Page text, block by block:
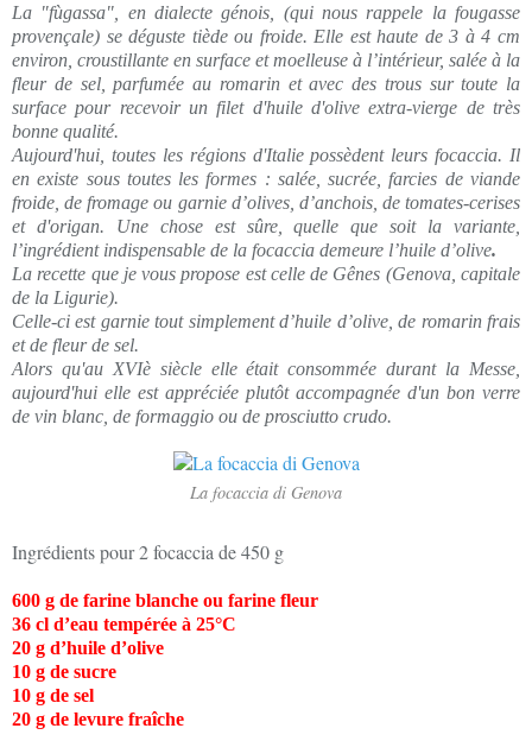
La "fùgassa", en dialecte génois, (qui nous rappele la fougasse
provençale) se déguste tiède ou froide. Elle est haute de 3 à 4 cm
environ, croustillante en surface et moelleuse à l’intérieur, salée à la
fleur de sel, parfumée au romarin et avec des trous sur toute la
surface pour recevoir un filet d'huile d'olive extra-vierge de très
bonne qualité.
Aujourd'hui, toutes les régions d'Italie possèdent leurs focaccia. Il
en existe sous toutes les formes : salée, sucrée, farcies de viande
froide, de fromage ou garnie d’olives, d’anchois, de tomates-cerises
et d'origan. Une chose est sûre, quelle que soit la variante,
l’ingrédient indispensable de la focaccia demeure l’huile d’olive.
La recette que je vous propose est celle de Gênes (Genova, capitale
de la Ligurie).
Celle-ci est garnie tout simplement d’huile d’olive, de romarin frais
et de fleur de sel.
Alors qu'au XVIè siècle elle était consommée durant la Messe,
aujourd'hui elle est appréciée plutôt accompagnée d'un bon verre
de vin blanc, de formaggio ou de prosciutto crudo.
La focaccia di Genova
Ingrédients pour 2 focaccia de 450 g
600 g de farine blanche ou farine fleur
36 cl d’eau tempérée à 25°C
20 g d’huile d’olive
10 g de sucre
10 g de sel
20 g de levure fraîche